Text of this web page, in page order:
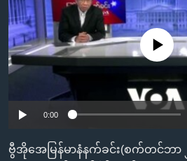
ရန်
ပင်မ
အ
ညွန်း
ကြည့်
မကြေးမုံရဲ့ အင်္ဂလိပ်စာ
ရုပ်ရှင်ထဲက အင်္ဂလိပ်စာ
သုတပဒေသာ အင်္ဂလိပ်စာ
ရေဒီယို
တီဗွီ
ရေဒီယိုနှင့်ရုပ်သံ အချက်အလက်များ
ရေဒီယို/တီဗွီအစီအစဉ်
Learning English
ဗွီအိုအေ လူမှုကွန်ယက်များ
No media source
0:00
ဗွီအိုအေမြန်မာနံနက်ခင်း(စက်တင်ဘာ